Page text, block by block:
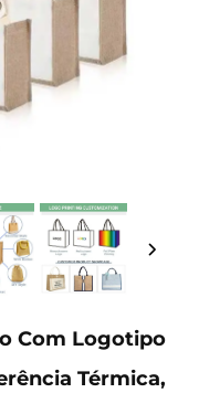
Com Logotipo
Térmica,